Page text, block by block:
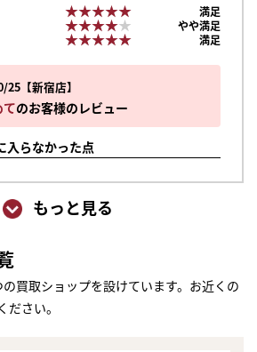
25 新宿店
のお客様のレビュー
入らなかった点
★★★★★
★★★★★
満足
★★★★★
★★★★★
やや満足
★★★★★
★★★★★ 満足
もっと見る
買取ショップを設けています。お近くの
さい。